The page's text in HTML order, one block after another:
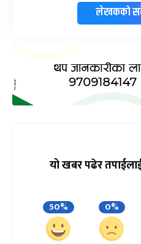
लेखकको
यो खबर पढेर
50% 0%